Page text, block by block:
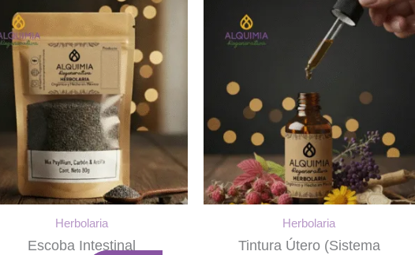
Herbolaria
Escoba Intestinal
Herbolaria
Tintura Útero (sistema